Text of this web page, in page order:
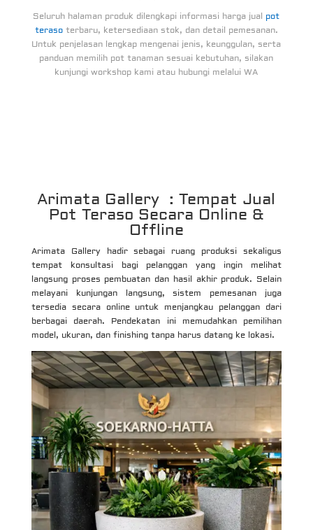
Seluruh halaman produk dilengkapi informasi harga jual pot
terasoterbaru, ketersediaan stok, dan detail pemesanan.
Untuk penjelasan lengkap mengenai jenis, keunggulan, serta
panduan memilih pot tanaman sesuai kebutuhan, silakan
kunjungi workshop kami atau hubungi melalui WA
Arimata Gallery : Tempat Jual
Pot Teraso Secara Online &
Offline
Arimata Gallery hadir sebagai ruang produksi sekaligus
tempat konsultasi bagi pelanggan yang ingin melihat
langsung proses pembuatan dan hasil akhir produk. Selain
melayani kunjungan langsung, sistem pemesanan juga
tersedia secara online untuk menjangkau pelanggan dari
berbagai daerah. Pendekatan ini memudahkan pemilihan
model, ukuran, dan finishing tanpa harus datang ke lokasi.